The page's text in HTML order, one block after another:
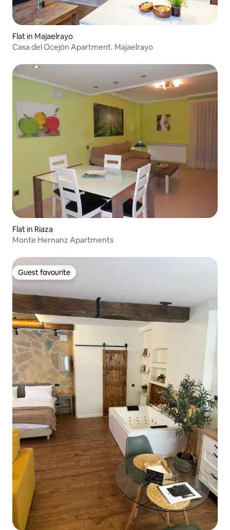
Flat in Majaelrayo
Casa del Ocejón Apartment. Majaelrayo
Flat in Riaza
Monte Hernanz Apartments
Guest favourite
Guest favourite